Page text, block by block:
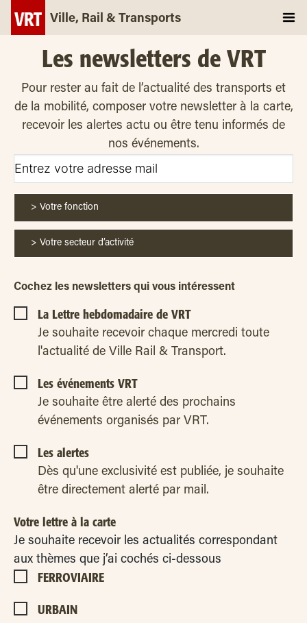
Ville, Rail & Transports
Les newsletters de VRT
Pour rester au fait de l’actualité des transports et
de la mobilité, composer votre newsletter à la carte,
recevoir les alertes actu ou être tenu informés de
nos événements.
Cochez les newsletters qui vous intéressent
La Lettre hebdomadaire de VRT
Je souhaite recevoir chaque mercredi toute
l'actualité de Ville Rail & Transport.
Les événements VRT
Je souhaite être alerté des prochains
événements organisés par VRT.
Les alertes
Dès qu'une exclusivité est publiée, je souhaite
être directement alerté par mail.
Votre lettre à la carte
Je souhaite recevoir les actualités correspondant
aux thèmes que j’ai cochés ci-dessous
FERROVIAIRE
URBAIN